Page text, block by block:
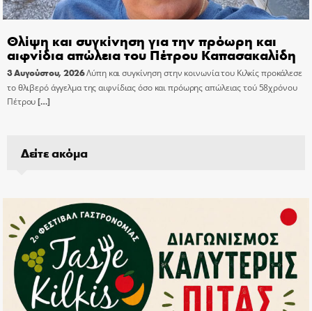
Θλίψη και συγκίνηση για την πρόωρη και
αιφνίδια απώλεια του Πέτρου Καπασακαλίδη
3 Αυγούστου, 2026Λύπη και συγκίνηση στην κοινωνία του Κιλκίς προκάλεσε
το θλιβερό άγγελμα της αιφνίδιας όσο και πρόωρης απώλειας τού 58χρόνου
Πέτρου[…]
Δείτε ακόμα